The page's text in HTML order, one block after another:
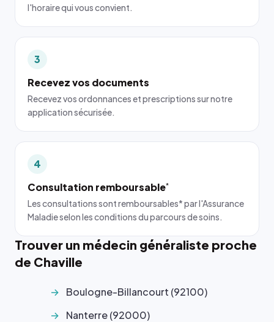
l'horaire qui vous convient.
3
Recevez vos documents
Recevez vos ordonnances et prescriptions sur notre
application sécurisée.
4
Consultation remboursable*
Les consultations sont remboursables* par l'Assurance
Maladie selon les conditions du parcours de soins.
Trouver un médecin généraliste proche
de Chaville
Boulogne-Billancourt (92100)
Nanterre (92000)